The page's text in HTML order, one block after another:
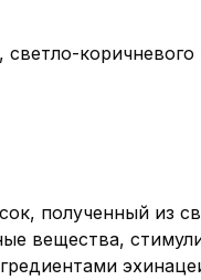
полученный из
вещества,